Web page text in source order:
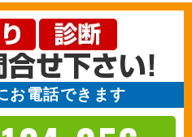
お電話できます